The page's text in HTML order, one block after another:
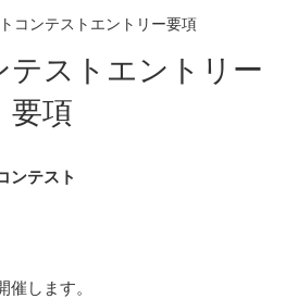
ー
コンテストエントリー要項
テストエントリー
要項
ンテスト
します。